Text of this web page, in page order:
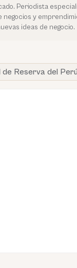
Periodista
negocios y
ideas de negocio.
de Reserva del Perú